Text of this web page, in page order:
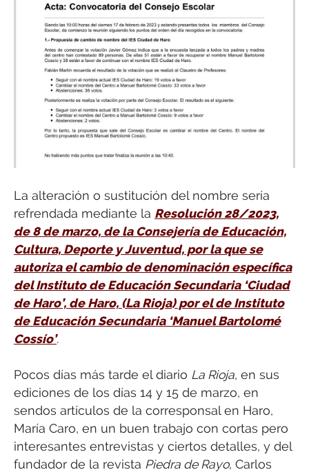
La alteración o sustitución del nombre sería
refrendada mediante la Resolución 28/2023,
de 8 de marzo, de la Consejería de Educación,
Cultura, Deporte y Juventud, por la que se
autoriza el cambio de denominación específica
del Instituto de Educación Secundaria ‘Ciudad
de Haro’, de Haro, (La Rioja) por el de Instituto
de Educación Secundaria ‘Manuel Bartolomé
Cossío’.
Pocos días más tarde el diario La Rioja, en sus
ediciones de los días 14 y 15 de marzo, en
sendos artículos de la corresponsal en Haro,
María Caro, en un buen trabajo con cortas pero
interesantes entrevistas y ciertos detalles, y del
fundador de la revista Piedra de Rayo, Carlos